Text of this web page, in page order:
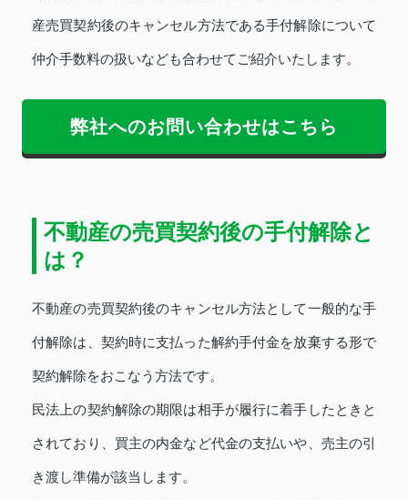
産売買契約後のキャンセル方法である手付解除について
仲介手数料の扱いなども合わせてご紹介いたします。
弊社へのお問い合わせはこちら
不動産の売買契約後の手付解除と
は？
不動産の売買契約後のキャンセル方法として一般的な手
付解除は、契約時に支払った解約手付金を放棄する形で
契約解除をおこなう方法です。
民法上の契約解除の期限は相手が履行に着手したときと
されており、買主の内金など代金の支払いや、売主の引
き渡し準備が該当します。